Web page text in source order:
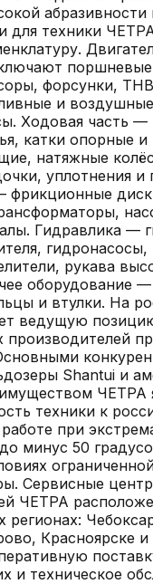
абразивности
для техники
поршневые
форсунки,
и
Ходовая часть —
катки опорные и
натяжные
уплотнения и
фрикционные
Гидравлика —
гидронасосы,
рукава
оборудование
и втулки. На
ведущую
производителей
Shantui и
ЧЕТРА
техники к
при
минус 50
Сервисные
ЧЕТРА
Красноярске и
и техническое